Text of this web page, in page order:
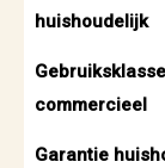
huishoudelijk
Gebruiksklasse
commercieel
Garantie